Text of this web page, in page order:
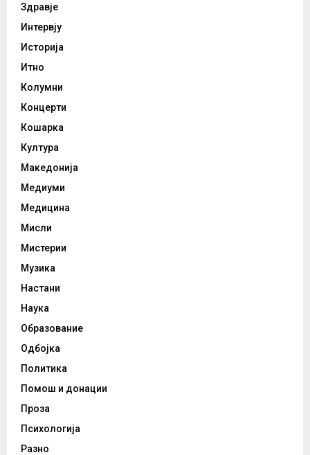
Здравје
Интервју
Историја
Итно
Колумни
Концерти
Кошарка
Култура
Македонија
Медиуми
Медицина
Мисли
Мистерии
Музика
Настани
Наука
Образование
Одбојка
Политика
Помош и донации
Проза
Психологија
Разно